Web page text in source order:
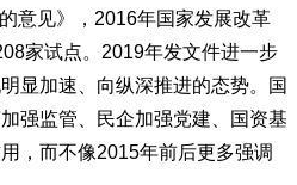
意见》，2016年国家发展改革
家试点。2019年发文件进一步
显加速、向纵深推进的态势。国
强监管、民企加强党建、国资基
，而不像2015年前后更多强调